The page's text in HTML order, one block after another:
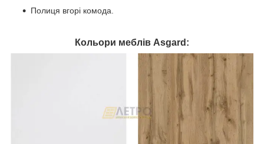
Полиця вгорі комода.
Кольори меблів Asgard: